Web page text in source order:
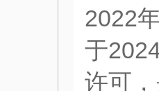
2022
于
许可